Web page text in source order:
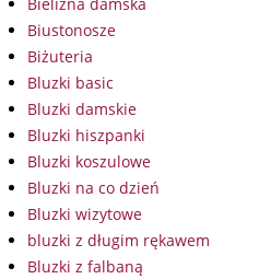
Biustonosze
Biżuteria
Bluzki basic
Bluzki damskie
Bluzki hiszpanki
Bluzki koszulowe
Bluzki na co dzień
Bluzki wizytowe
bluzki z długim rękawem
Bluzki z falbaną